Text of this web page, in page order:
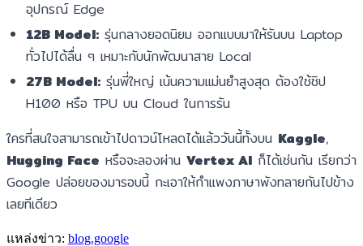
อุปกรณ์ Edge
12B Model: รุ่นกลางยอดนิยม ออกแบบมาให้รันบน Laptop
ทั่วไปได้ลื่น ๆ เหมาะกับนักพัฒนาสาย Local
27B Model: รุ่นพี่ใหญ่ เน้นความแม่นยำสูงสุด ต้องใช้ชิป
H100 หรือ TPU บน Cloud ในการรัน
ใครที่สนใจสามารถเข้าไปดาวน์โหลดได้แล้ววันนี้ทั้งบน Kaggle,
Hugging Face หรือจะลองผ่าน Vertex AI ก็ได้เช่นกัน เรียกว่า
Google ปล่อยของมารอบนี้ กะเอาให้กำแพงภาษาพังทลายกันไปข้าง
เลยทีเดียว
แหล่งข่าว: blog.google